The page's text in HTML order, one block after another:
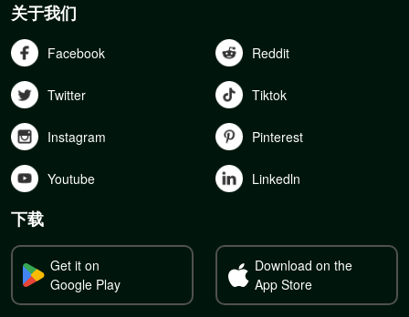
关于我们
Facebook Reddit
Twitter Tiktok
Instagram Pinterest
Youtube Linkedln
下载
Get it on
Google Play
Download on the
App Store